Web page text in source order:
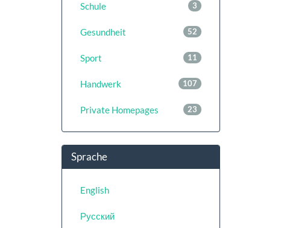
3
Schule
52
Gesundheit
11
Sport
107
Handwerk
23
Private Homepages
Sprache
English
Русский